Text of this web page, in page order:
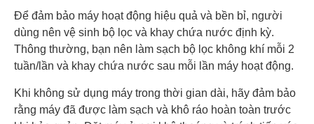
Để đảm bảo máy hoạt động hiệu quả và bền bỉ, người
dùng nên vệ sinh bộ lọc và khay chứa nước định kỳ.
Thông thường, bạn nên làm sạch bộ lọc không khí mỗi 2
tuần/lần và khay chứa nước sau mỗi lần máy hoạt động.
Khi không sử dụng máy trong thời gian dài, hãy đảm bảo
rằng máy đã được làm sạch và khô ráo hoàn toàn trước